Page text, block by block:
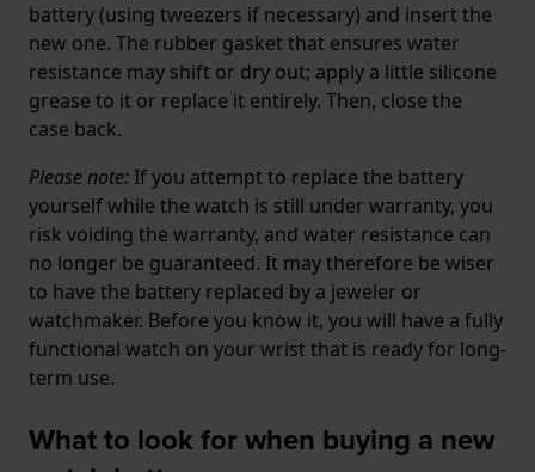
battery (using tweezers if necessary) and insert the
new one. The rubber gasket that ensures water
resistance may shift or dry out; apply a little silicone
grease to it or replace it entirely. Then, close the
case back.
Please note: If you attempt to replace the battery
yourself while the watch is still under warranty, you
risk voiding the warranty, and water resistance can
no longer be guaranteed. It may therefore be wiser
to have the battery replaced by a jeweler or
watchmaker. Before you know it, you will have a fully
functional watch on your wrist that is ready for long-
term use.
What to look for when buying a new